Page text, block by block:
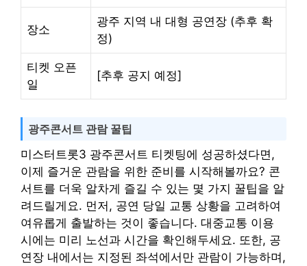
장소
광주 지역 내 대형 공연장 (추후 확
정)
티켓 오픈
일
[추후 공지 예정]
광주콘서트 관람 꿀팁
미스터트롯3 광주콘서트 티켓팅에 성공하셨다면,
이제 즐거운 관람을 위한 준비를 시작해볼까요? 콘
서트를 더욱 알차게 즐길 수 있는 몇 가지 꿀팁을 알
려드릴게요. 먼저, 공연 당일 교통 상황을 고려하여
여유롭게 출발하는 것이 좋습니다. 대중교통 이용
시에는 미리 노선과 시간을 확인해두세요. 또한, 공
연장 내에서는 지정된 좌석에서만 관람이 가능하며,